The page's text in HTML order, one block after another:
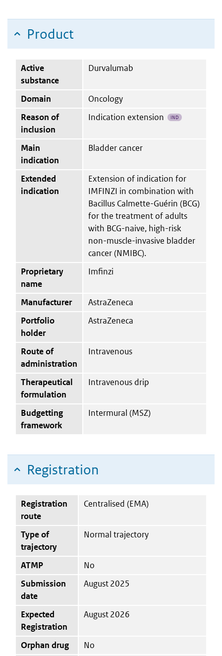
Product
Active
substance
Durvalumab
Domain
Oncology
Reason of
inclusion
Indication extension IND
Main
indication
Bladder cancer
Extended
indication
Extension of indication for
IMFINZI in combination with
Bacillus Calmette-Guérin (BCG)
for the treatment of adults
with BCG-naive, high-risk
non-muscle-invasive bladder
cancer (NMIBC).
Proprietary
name
Imfinzi
Manufacturer
AstraZeneca
Portfolio
holder
AstraZeneca
Route of
administration
Intravenous
Therapeutical
formulation
Intravenous drip
Budgetting
framework
Intermural (MSZ)
Registration
Registration
route
Centralised (EMA)
Type of
trajectory
Normal trajectory
ATMP
No
Submission
date
August 2025
Expected
Registration
August 2026
Orphan drug
No